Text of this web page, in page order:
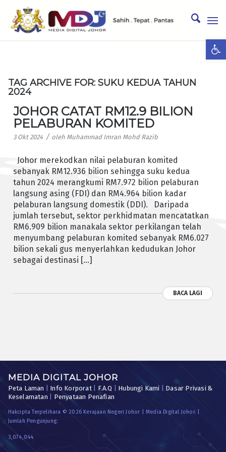
TAG ARCHIVE FOR: SUKU KEDUA TAHUN
2024
JOHOR CATAT RM12.9 BILION
PELABURAN KOMITED
3 Okt 2024 / oleh Muhammad Imran Mohd Razib
Johor merekodkan nilai pelaburan komited
sebanyak RM12.936 bilion sehingga suku kedua
tahun 2024 merangkumi RM7.972 bilion pelaburan
langsung asing (FDI) dan RM4.964 bilion kadar
pelaburan langsung domestik (DDI). Daripada
jumlah tersebut, sektor perkhidmatan mencatatkan
RM6.909 bilion manakala sektor perkilangan telah
menyumbang pelaburan komited sebanyak RM6.027
bilion sekali gus menyerlahkan kedudukan Johor
sebagai destinasi […]
BACA LAGI
MEDIA DIGITAL JOHOR
Peta Laman Info Korporat| F.A.Q Hubungi Kami
Dasar Privasi &
Keselamatan
Penyataan Penafian
Hakcipta Terpelihara © 2026 Kerajaan Negeri Johor | Media Digital Johor. |
Jumlah Pengunjung:
3,074,044